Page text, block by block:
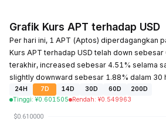
Grafik Kurs APT terhadap USD
Per hari ini, 1 APT (Aptos) diperdagangkan
Kurs APT terhadap USD telah down
terakhir, increased sebesar 4.51% selama
slightly downward sebesar 1.88% dalam 30
24H 7D 14D 30D 60D
200D
Tinggi: ¥0.601505 Rendah: ¥0.549963